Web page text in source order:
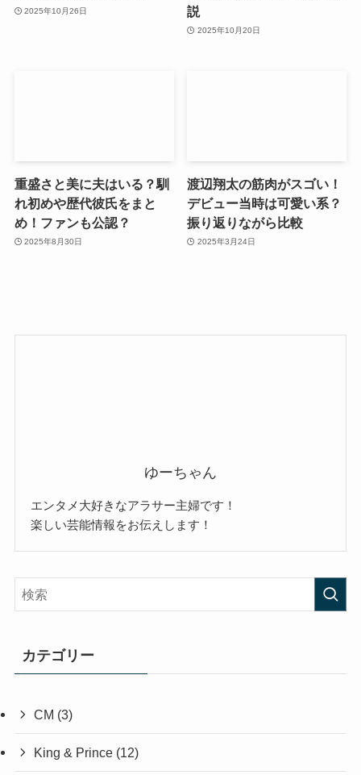
2025年10月26日
説
2025年10月20日
重盛さと美に夫はいる？馴
れ初めや歴代彼氏をまと
め！ファンも公認？
2025年8月30日
渡辺翔太の筋肉がスゴい！
デビュー当時は可愛い系？
振り返りながら比較
2025年3月24日
ゆーちゃん
エンタメ大好きなアラサー主婦です！
楽しい芸能情報をお伝えします！
カテゴリー
CM (3)
King & Prince (12)